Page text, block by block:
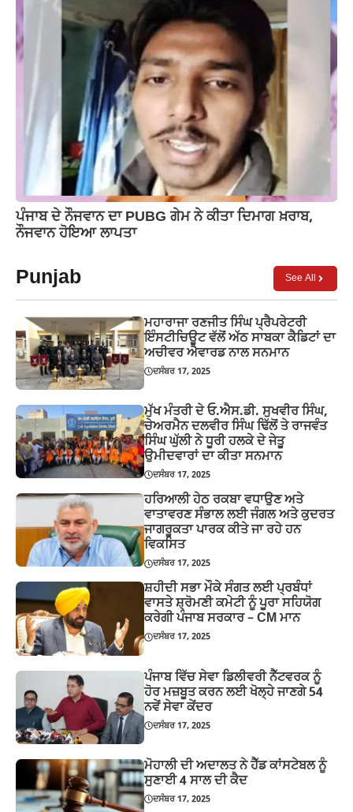
ਪੰਜਾਬ ਦੇ ਨੌਜਵਾਨ ਦਾ PUBG ਗੇਮ ਨੇ ਕੀਤਾ ਦਿਮਾਗ ਖ਼ਰਾਬ,
ਨੌਜਵਾਨ ਹੋਇਆ ਲਾਪਤਾ
Punjab See All
ਮਹਾਰਾਜਾ ਰਣਜੀਤ ਸਿੰਘ ਪ੍ਰੈਪਰੇਟਰੀ
ਇੰਸਟੀਚਿਊਟ ਵੱਲੋਂ ਅੱਠ ਸਾਬਕਾ ਕੈਡਿਟਾਂ ਦਾ
ਅਚੀਵਰ ਐਵਾਰਡ ਨਾਲ ਸਨਮਾਨ
ਦਸੰਬਰ 17, 2025
ਮੁੱਖ ਮੰਤਰੀ ਦੇ ਓ.ਐਸ.ਡੀ. ਸੁਖਵੀਰ ਸਿੰਘ,
ਚੇਅਰਮੈਨ ਦਲਵੀਰ ਸਿੰਘ ਢਿੱਲੋਂ ਤੇ ਰਾਜਵੰਤ
ਸਿੰਘ ਘੁੱਲੀ ਨੇ ਧੂਰੀ ਹਲਕੇ ਦੇ ਜੇਤੂ
ਉਮੀਦਵਾਰਾਂ ਦਾ ਕੀਤਾ ਸਨਮਾਨ
ਦਸੰਬਰ 17, 2025
ਹਰਿਆਲੀ ਹੇਠ ਰਕਬਾ ਵਧਾਉਣ ਅਤੇ
ਵਾਤਾਵਰਣ ਸੰਭਾਲ ਲਈ ਜੰਗਲ ਅਤੇ ਕੁਦਰਤ
ਜਾਗਰੂਕਤਾ ਪਾਰਕ ਕੀਤੇ ਜਾ ਰਹੇ ਹਨ
ਵਿਕਸਿਤ
ਦਸੰਬਰ 17, 2025
ਸ਼ਹੀਦੀ ਸਭਾ ਮੌਕੇ ਸੰਗਤ ਲਈ ਪ੍ਰਬੰਧਾਂ
ਵਾਸਤੇ ਸ਼੍ਰੋਮਣੀ ਕਮੇਟੀ ਨੂੰ ਪੂਰਾ ਸਹਿਯੋਗ
ਕਰੇਗੀ ਪੰਜਾਬ ਸਰਕਾਰ – CM ਮਾਨ
ਦਸੰਬਰ 17, 2025
ਪੰਜਾਬ ਵਿੱਚ ਸੇਵਾ ਡਿਲੀਵਰੀ ਨੈੱਟਵਰਕ ਨੂੰ
ਹੋਰ ਮਜ਼ਬੂਤ ਕਰਨ ਲਈ ਖੋਲ੍ਹੇ ਜਾਣਗੇ 54
ਨਵੇਂ ਸੇਵਾ ਕੇਂਦਰ
ਦਸੰਬਰ 17, 2025
ਮੋਹਾਲੀ ਦੀ ਅਦਾਲਤ ਨੇ ਹੈੱਡ ਕਾਂਸਟੇਬਲ ਨੂੰ
ਸੁਣਾਈ 4 ਸਾਲ ਦੀ ਕੈਦ
ਦਸੰਬਰ 17, 2025